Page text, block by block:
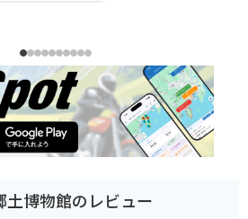
土博物館のレビュー